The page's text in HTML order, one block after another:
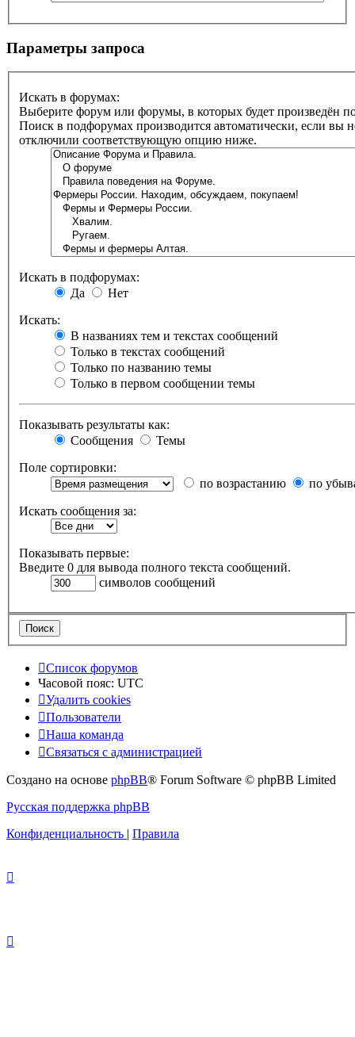
Параметры запроса
Искать в форумах:
Выберите форум или форумы, в которых будет произведён
Поиск в подфорумах производится автоматически, если вы
отключили соответствующую опцию ниже.
Искать в подфорумах:
Да
Нет
Искать:
В названиях тем и текстах сообщений
Только в текстах сообщений
Только по названию темы
Только в первом сообщении темы
Показывать результаты как:
Сообщения
Темы
Поле сортировки:
по возрастанию
по
Искать сообщения за:
Показывать первые:
Введите 0 для вывода полного текста сообщений.
символов сообщений
Список форумов
Часовой пояс: UTC
Удалить cookies
Пользователи
Наша команда
Связаться с администрацией
Создано на основе phpBB® Forum Software © phpBB Limited
Русская поддержка phpBB
Конфиденциальность | Правила